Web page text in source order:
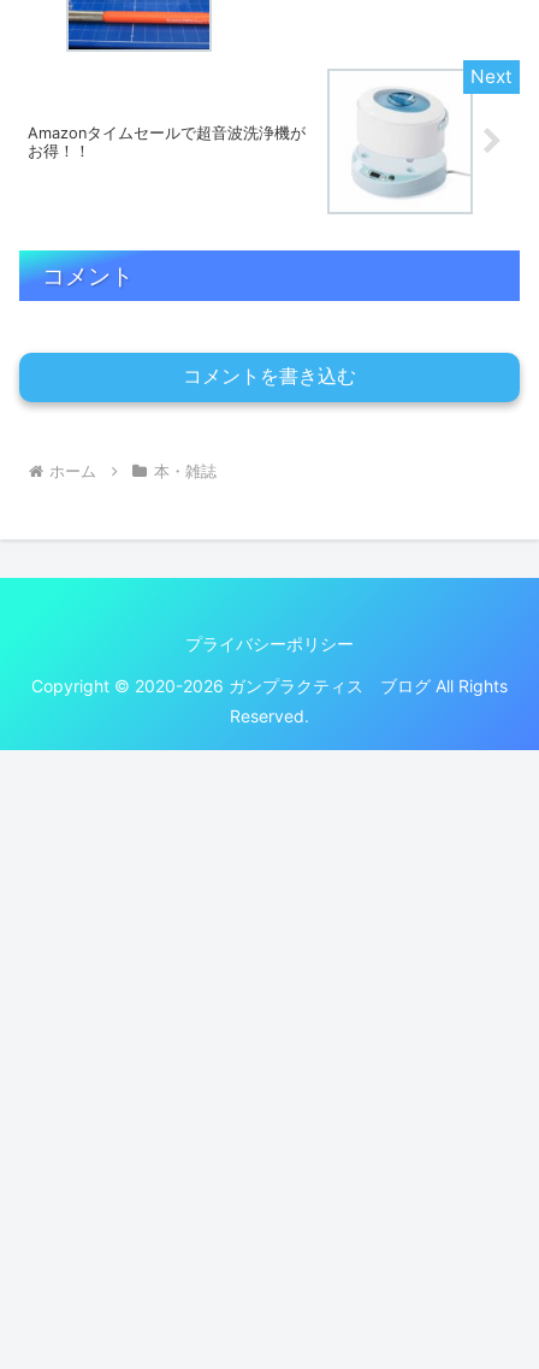
Amazonタイムセールで超音波洗浄機が
お得！！
コメント
コメントを書き込む
ホーム 本・雑誌
プライバシーポリシー
Copyright © 2020-2026 ガンプラクティス ブログ All Rights
Reserved.